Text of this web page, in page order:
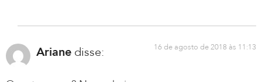
Ariane disse: 16 de agosto de 2018 às 11:13